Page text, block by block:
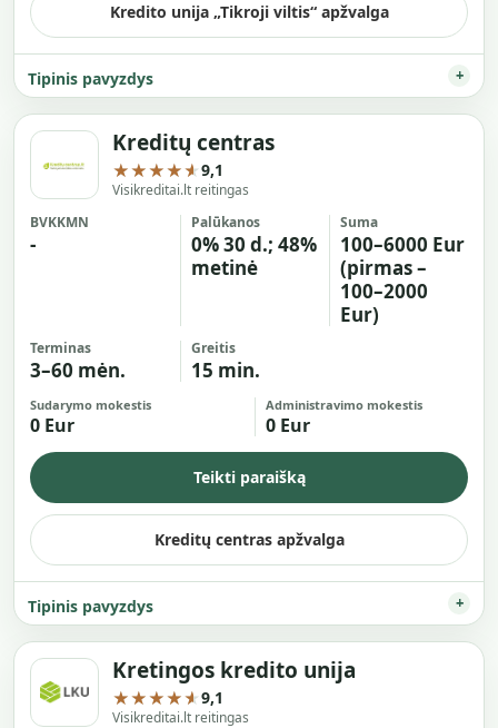
Kredito unija „Tikroji viltis“ apžvalga
Tipinis pavyzdys
Kreditų centras
★★★★★9,1
Visikreditai.lt reitingas
BVKKMN
-
Palūkanos
0% 30 d.; 48%
metinė
Suma
100–6000 Eur
(pirmas –
100–2000
Eur)
Terminas
3–60 mėn.
Greitis
15 min.
Sudarymo mokestis
0 Eur
Administravimo mokestis
0 Eur
Teikti paraišką
Kreditų centras apžvalga
Tipinis pavyzdys
Kretingos kredito unija
★★★★★9,1
Visikreditai.lt reitingas